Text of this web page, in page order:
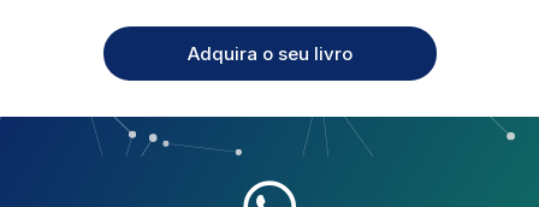
Adquira o seu livro